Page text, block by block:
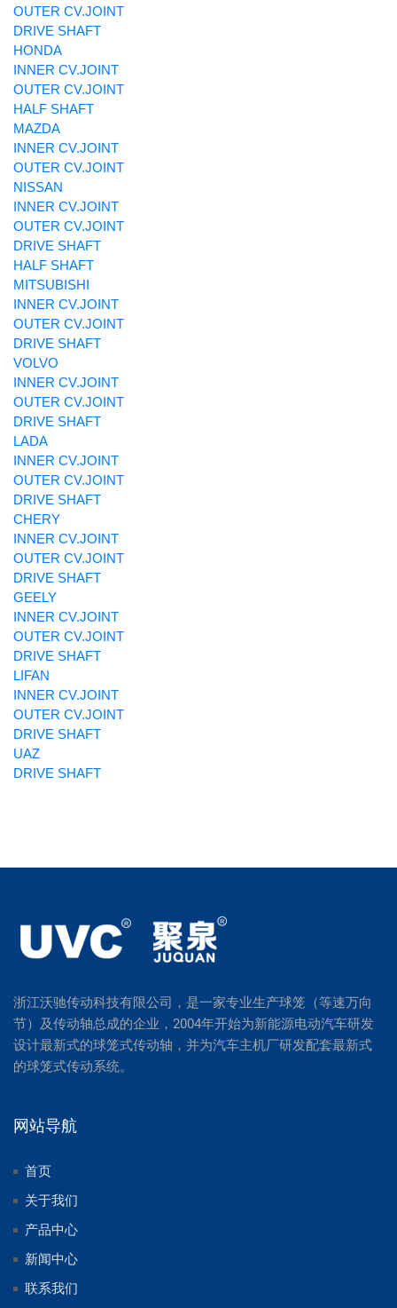
OUTER CV.JOINT
DRIVE SHAFT
HONDA
INNER CV.JOINT
OUTER CV.JOINT
HALF SHAFT
MAZDA
INNER CV.JOINT
OUTER CV.JOINT
NISSAN
INNER CV.JOINT
OUTER CV.JOINT
DRIVE SHAFT
HALF SHAFT
MITSUBISHI
INNER CV.JOINT
OUTER CV.JOINT
DRIVE SHAFT
VOLVO
INNER CV.JOINT
OUTER CV.JOINT
DRIVE SHAFT
LADA
INNER CV.JOINT
OUTER CV.JOINT
DRIVE SHAFT
CHERY
INNER CV.JOINT
OUTER CV.JOINT
DRIVE SHAFT
GEELY
INNER CV.JOINT
OUTER CV.JOINT
DRIVE SHAFT
LIFAN
INNER CV.JOINT
OUTER CV.JOINT
DRIVE SHAFT
UAZ
DRIVE SHAFT
浙江沃驰传动科技有限公司，是一家专业生产球笼（等速万向
节）及传动轴总成的企业，2004年开始为新能源电动汽车研发
设计最新式的球笼式传动轴，并为汽车主机厂研发配套最新式
的球笼式传动系统。
网站导航
首页
关于我们
产品中心
新闻中心
联系我们